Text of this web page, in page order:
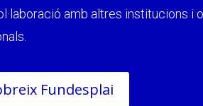
amb altres institucions i
Fundesplai